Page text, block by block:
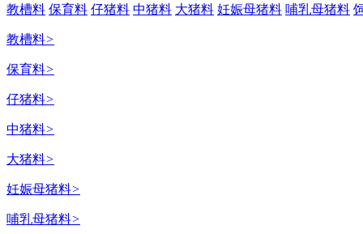
教槽料 保育料 仔猪料 中猪料 大猪料 妊娠母猪料 哺乳母猪料
教槽料>
保育料>
仔猪料>
中猪料>
大猪料>
妊娠母猪料>
哺乳母猪料>